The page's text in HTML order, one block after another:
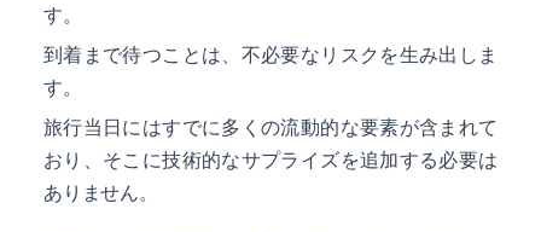
す。
到着まで待つことは、不必要なリスクを生み出しま
す。
旅行当日にはすでに多くの流動的な要素が含まれて
おり、そこに技術的なサプライズを追加する必要は
ありません。